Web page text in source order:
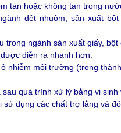
tan hoặc không tan trong
dệt nhuộm, sản xuất
ngành sản xuất giấy, bột
diễn ra nhanh hơn
nhiễm môi trường (trong
quá trình xử lý bằng vi sinh
dụng các chất trợ lắng và